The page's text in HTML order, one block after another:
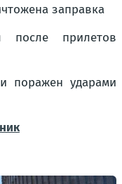
заправка
после прилетов
поражен ударами